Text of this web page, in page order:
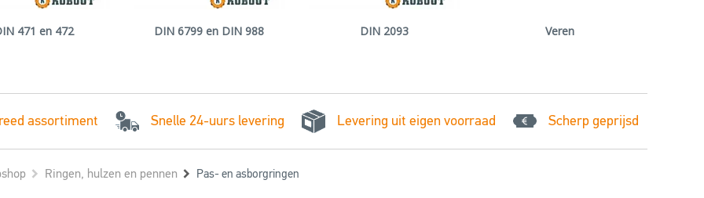
471 en 472 DIN 6799 en DIN 988 DIN 2093 Veren
assortiment Snelle 24-uurs levering Levering uit eigen voorraad Scherp geprijsd
Ringen, hulzen en pennen Pas- en asborgringen